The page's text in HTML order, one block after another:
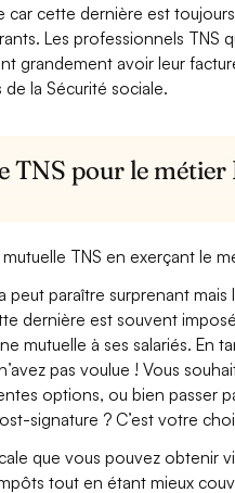
cette dernière est
Les professionnels TNS
grandement avoir leur
la Sécurité sociale.
TNS pour le
TNS en exerçant le
paraître surprenant mais
dernière est souvent
mutuelle à ses salariés. En
pas voulue ! Vous
options, ou bien passer
signature ? C’est votre
que vous pouvez obtenir
tout en étant mieux